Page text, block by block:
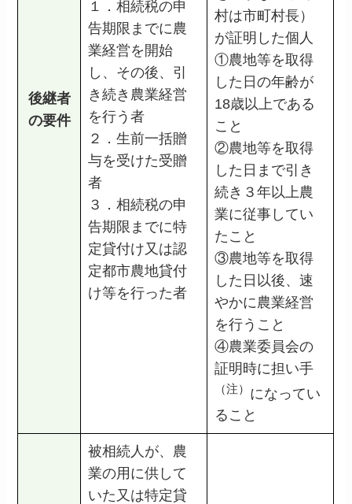
後継者
の要件
１．相続税の申
告期限までに農
業経営を開始
し、その後、引
き続き農業経営
を行う者
２．生前一括贈
与を受けた受贈
者
３．相続税の申
告期限までに特
定貸付け又は認
定都市農地貸付
け等を行った者
村は市町村長）
が証明した個人
①農地等を取得
した日の年齢が
18歳以上である
こと
②農地等を取得
した日まで引き
続き３年以上農
業に従事してい
たこと
③農地等を取得
した日以後、速
やかに農業経営
を行うこと
④農業委員会の
証明時に担い手
（注） になってい
ること
被相続人が、農
業の用に供して
いた又は特定貸